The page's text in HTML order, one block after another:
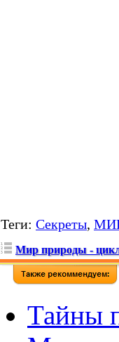
Теги: Секреты,
Мир природы -
Тайны